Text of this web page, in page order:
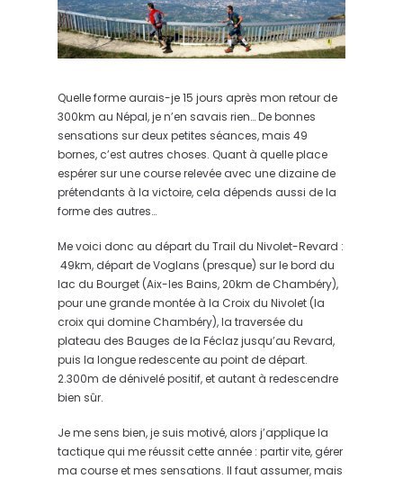
Quelle forme aurais-je 15 jours après mon retour de
300km au Népal, je n’en savais rien… De bonnes
sensations sur deux petites séances, mais 49
bornes, c’est autres choses. Quant à quelle place
espérer sur une course relevée avec une dizaine de
prétendants à la victoire, cela dépends aussi de la
forme des autres…
Me voici donc au départ du Trail du Nivolet-Revard :
49km, départ de Voglans (presque) sur le bord du
lac du Bourget (Aix-les Bains, 20km de Chambéry),
pour une grande montée à la Croix du Nivolet (la
croix qui domine Chambéry), la traversée du
plateau des Bauges de la Féclaz jusqu’au Revard,
puis la longue redescente au point de départ.
2.300m de dénivelé positif, et autant à redescendre
bien sûr.
Je me sens bien, je suis motivé, alors j’applique la
tactique qui me réussit cette année : partir vite, gérer
ma course et mes sensations. Il faut assumer, mais